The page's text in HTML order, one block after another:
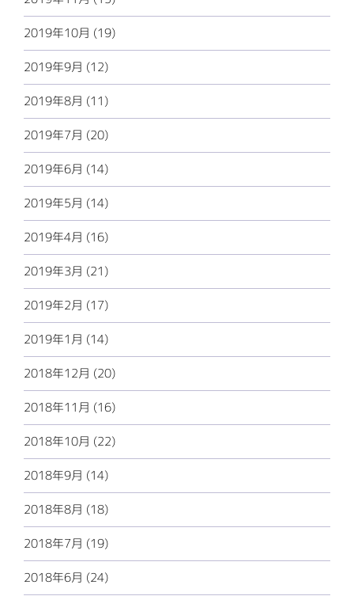
2019年10月 (19)
2019年9月 (12)
2019年8月 (11)
2019年7月 (20)
2019年6月 (14)
2019年5月 (14)
2019年4月 (16)
2019年3月 (21)
2019年2月 (17)
2019年1月 (14)
2018年12月 (20)
2018年11月 (16)
2018年10月 (22)
2018年9月 (14)
2018年8月 (18)
2018年7月 (19)
2018年6月 (24)